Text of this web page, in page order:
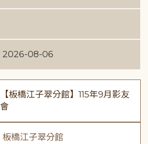
2026-08-06
【板橋江子翠分館】115年9月影友
會
板橋江子翠分館